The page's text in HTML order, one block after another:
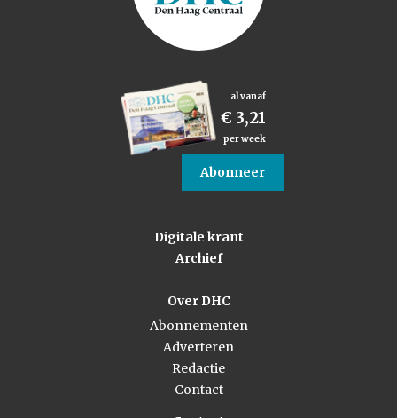
al vanaf
€ 3,21
per week
Abonneer
Digitale krant
Archief
Over DHC
Abonnementen
Adverteren
Redactie
Contact